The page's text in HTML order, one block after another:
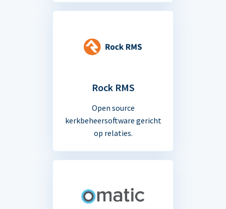
Rock RMS
Open source
kerkbeheersoftware gericht
op relaties.